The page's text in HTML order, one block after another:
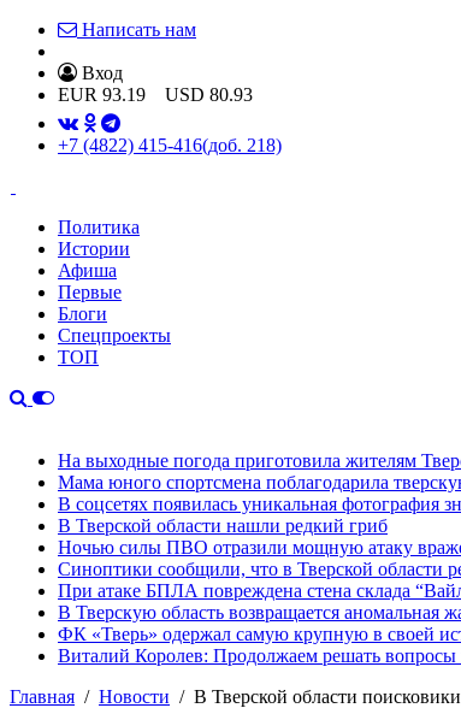
Написать нам
Вход
EUR 93.19 USD 80.93
+7 (4822) 415-416(доб. 218)
Политика
Истории
Афиша
Первые
Блоги
Спецпроекты
ТОП
На выходные погода приготовила жителям
Мама юного спортсмена поблагодарила
В соцсетях появилась уникальная фотография
В Тверской области нашли редкий гриб
Ночью силы ПВО отразили мощную атаку
Синоптики сообщили, что в Тверской области
При атаке БПЛА повреждена стена склада
В Тверскую область возвращается аномальная
ФК «Тверь» одержал самую крупную в своей
Виталий Королев: Продолжаем решать вопросы
Главная
Новости В Тверской области